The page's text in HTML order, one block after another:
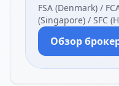
FSA (Denmark) /
(Singapore) / SFC
Обзор